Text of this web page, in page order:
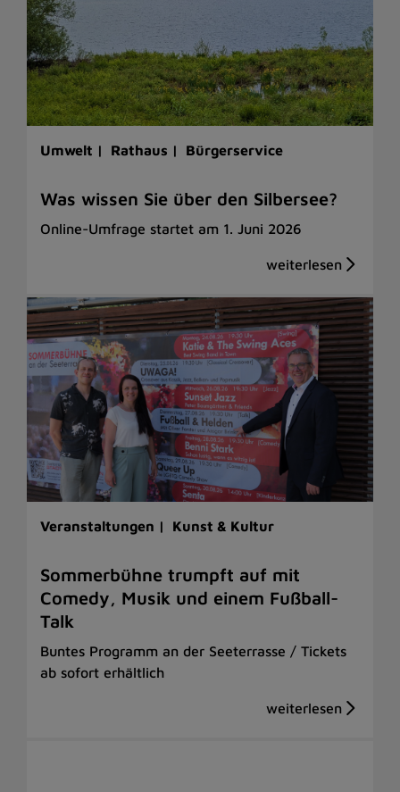
Umwelt | Rathaus | Bürgerservice
Was wissen Sie über den Silbersee?
Online-Umfrage startet am 1. Juni 2026
Veranstaltungen | Kunst & Kultur
Sommerbühne trumpft auf mit
Comedy, Musik und einem Fußball-
Talk
Buntes Programm an der Seeterrasse / Tickets
ab sofort erhältlich